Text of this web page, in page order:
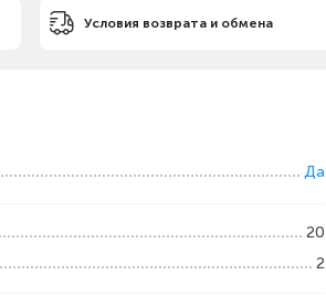
Условия возврата и обмена
Да
20
2